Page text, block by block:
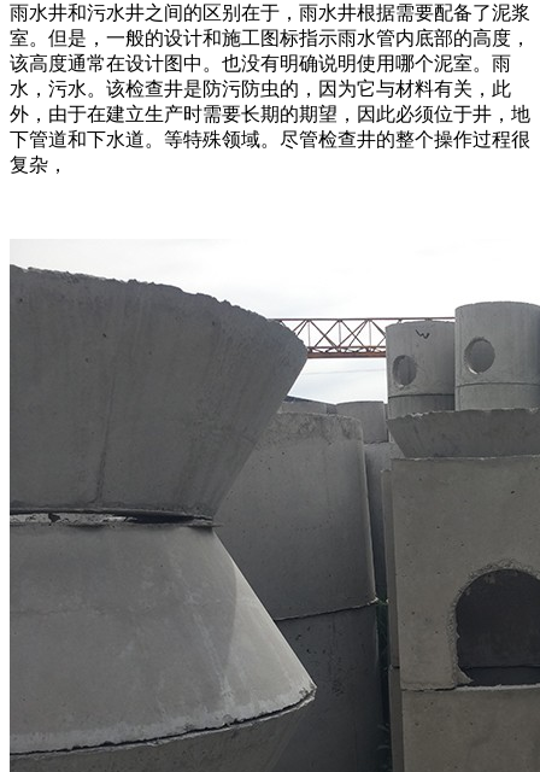
雨水井和污水井之间的区别在于，雨水井根据需要配备了泥浆
室。但是，一般的设计和施工图标指示雨水管内底部的高度，
该高度通常在设计图中。也没有明确说明使用哪个泥室。雨
水，污水。该检查井是防污防虫的，因为它与材料有关，此
外，由于在建立生产时需要长期的期望，因此必须位于井，地
下管道和下水道。等特殊领域。尽管检查井的整个操作过程很
复杂，